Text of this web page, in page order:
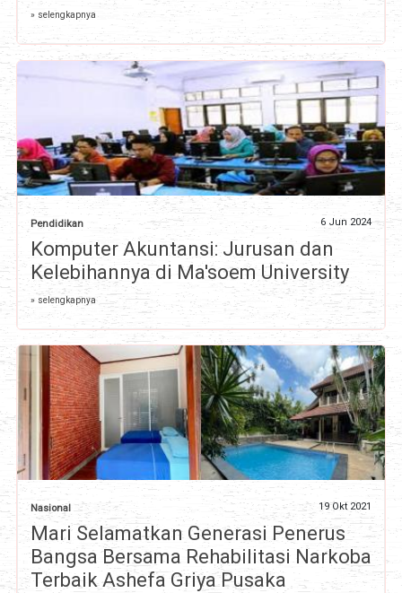
» selengkapnya
Pendidikan 6 Jun 2024
Komputer Akuntansi: Jurusan dan
Kelebihannya di Ma'soem University
» selengkapnya
Nasional 19 Okt 2021
Mari Selamatkan Generasi Penerus
Bangsa Bersama Rehabilitasi Narkoba
Terbaik Ashefa Griya Pusaka